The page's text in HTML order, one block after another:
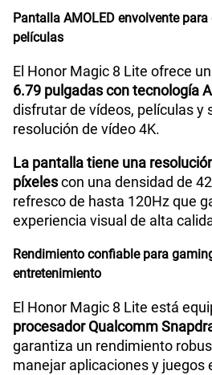
Reconocimiento Facial
Lector de Huella
VoLTE
VoWiFi
Compatibilidad con eSIM
Pantalla AMOLED envolvente
películas
El Honor Magic 8 Lite ofrece
6.79 pulgadas con tecnología
disfrutar de vídeos, películas y
resolución de vídeo 4K.
La pantalla tiene una
píxelescon una densidad de
refresco de hasta 120Hz que
experiencia visual de alta
Rendimiento confiable para
entretenimiento
El Honor Magic 8 Lite está
procesador Qualcomm
garantiza un rendimiento
manejar aplicaciones y juegos